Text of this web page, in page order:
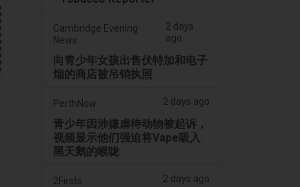
Cambridge Evening
News
2 days
ago
向青少年女孩出售伏特加和电子
烟的商店被吊销执照
PerthNow 2 days ago
青少年因涉嫌虐待动物被起诉，
视频显示他们强迫将Vape吸入
黑天鹅的喉咙
2Firsts 2 days ago